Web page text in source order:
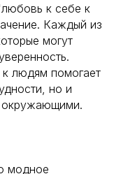
к себе к
Каждый из
могут
людям помогает
но и
окружающими.
модное